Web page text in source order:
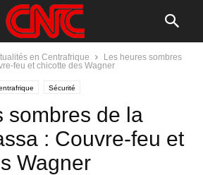
en Centrafrique
Les heures sombres
feu et chicotte des Wagner
Sécurité
sombres de la
: Couvre-feu et
Wagner